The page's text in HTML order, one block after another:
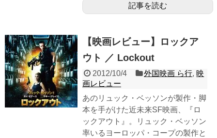
記事を読む
【映画レビュー】ロックア
ウト ／ Lockout
2012/10/4 外国映画 ら行, 映
画レビュー
あのリュック・ベッソンが製作・脚
本を手がけた近未来SF映画、『ロ
ックアウト』。リュック・ベッソン
率いるヨーロッパ・コープの製作と